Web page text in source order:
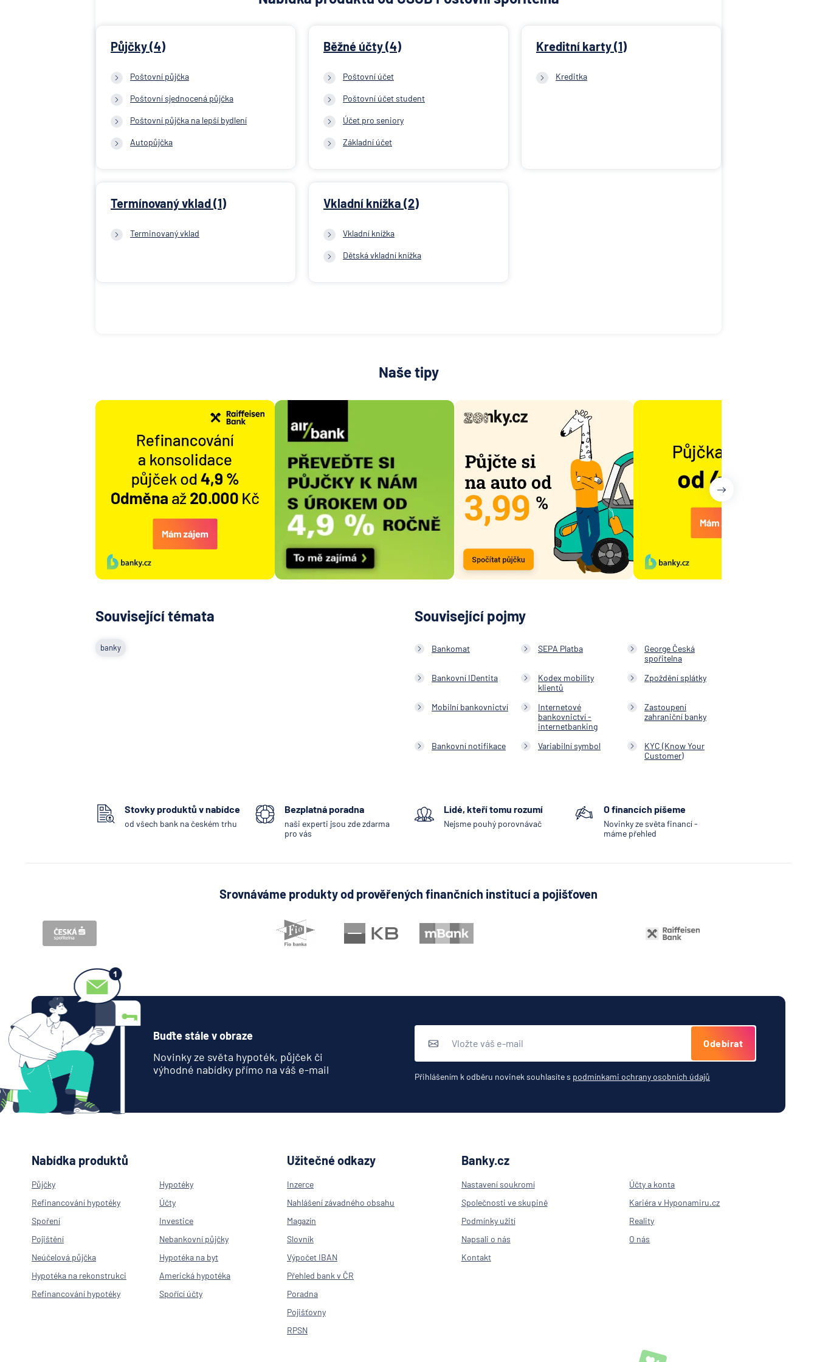
Půjčky (4)
Poštovní půjčka
Poštovní sjednocená půjčka
Poštovní půjčka na lepší bydlení
Autopůjčka
Běžné účty (4)
Poštovní účet
Poštovní účet student
Účet pro seniory
Základní účet
Kreditní karty (1)
Kreditka
Termínovaný vklad (1)
Terminovaný vklad
Vkladní knížka (2)
Vkladní knížka
Dětská vkladní knížka
Naše tipy
Související témata
banky
Související pojmy
Bankomat SEPA Platba
George Česká
spořitelna
Bankovní IDentita
Kodex mobility
klientů
Zpoždění splátky
Mobilní bankovnictví
Internetové
bankovnictví -
internetbanking
Zastoupení
zahraniční banky
Bankovní notifikace Variabilní symbol
KYC (Know Your
Customer)
Stovky produktů v nabídce
od všech bank na českém trhu
Bezplatná poradna
naši experti jsou zde zdarma
pro vás
Lidé, kteří tomu rozumí
Nejsme pouhý porovnávač
O financích píšeme
Novinky ze světa financí -
máme přehled
Srovnáváme produkty od prověřených finančních institucí a pojišťoven
Buďte stále v obraze
Novinky ze světa hypoték, půjček či
výhodné nabídky přímo na váš e-mail
Odebírat
Přihlášením k odběru novinek souhlasíte s podmínkami ochrany osobních údajů
Nabídka produktů
Půjčky
Hypotéky
Refinancování hypotéky
Účty
Spoření
Investice
Pojištění
Nebankovní půjčky
Neúčelová půjčka
Hypotéka na byt
Hypotéka na rekonstrukci
Americká hypotéka
Refinancování hypotéky
Spořící účty
Užitečné odkazy
Inzerce
Nahlášení závadného obsahu
Magazín
Slovník
Výpočet IBAN
Přehled bank v ČR
Poradna
Pojišťovny
RPSN
Banky.cz
Nastavení soukromí
Účty a konta
Společnosti ve skupině
Kariéra v Hyponamiru.cz
Podmínky užití
Reality
Napsali o nás
O nás
Kontakt